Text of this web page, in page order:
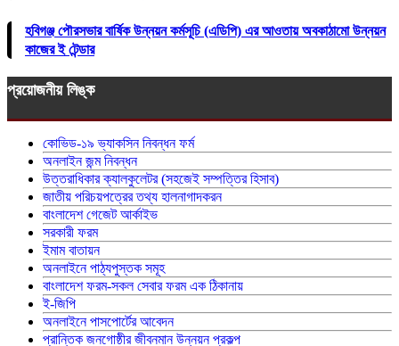
হবিগঞ্জ পৌরসভার বার্ষিক উন্নয়ন কর্মসূচি (এডিপি) এর আওতায় অবকাঠামো উন্নয়ন
কাজের ই টেন্ডার
প্রয়োজনীয় লিঙ্ক
কোভিড-১৯ ভ্যাকসিন নিবন্ধন ফর্ম
অনলাইন জন্ম নিবন্ধন
উত্তরাধিকার ক্যালকুলেটর (সহজেই সম্পত্তির হিসাব)
জাতীয় পরিচয়পত্রের তথ্য হালনাগাদকরন
বাংলাদেশ গেজেট আর্কাইভ
সরকারী ফরম
ইমাম বাতায়ন
অনলাইনে পাঠ্যপুস্তক সমূহ
বাংলাদেশ ফরম-সকল সেবার ফরম এক ঠিকানায়
ই-জিপি
অনলাইনে পাসপোর্টের আবেদন
প্রান্তিক জনগোষ্ঠীর জীবনমান উন্নয়ন প্রকল্প